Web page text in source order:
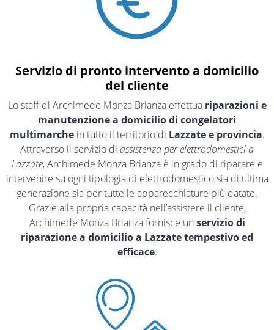
Servizio di pronto intervento a domicilio
del cliente
Lo staff di Archimede Monza Brianza effettua riparazioni e
manutenzione a domicilio di congelatori
multimarchein tutto il territorio di Lazzate e provincia.
Attraverso il servizio di assistenza per elettrodomestici a
Lazzate, Archimede Monza Brianza è in grado di riparare e
intervenire su ogni tipologia di elettrodomestico sia di ultima
generazione sia per tutte le apparecchiature più datate.
Grazie alla propria capacità nell’assistere il cliente,
Archimede Monza Brianza fornisce un servizio di
riparazione a domicilio a Lazzate tempestivo ed
efficace.